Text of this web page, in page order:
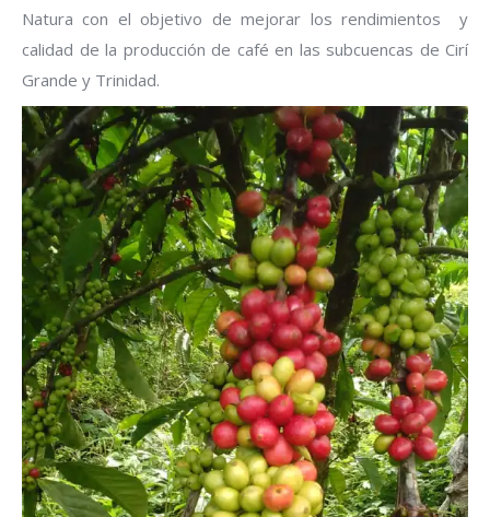
Natura con el objetivo de mejorar los rendimientos y
calidad de la producción de café en las subcuencas de Cirí
Grande y Trinidad.